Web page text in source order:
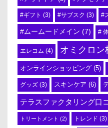
#ギフト (3) #サブスク (3) #
#ムームードメイン (7) #
エレコム (4) オミクロン
オンラインショッピング (5)
グッズ (3) スキンケア (6)
テラスファクタリング口
トリートメント (2) トレンド (3)